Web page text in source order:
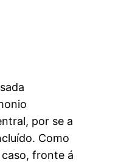
por se a
Como
fronte á